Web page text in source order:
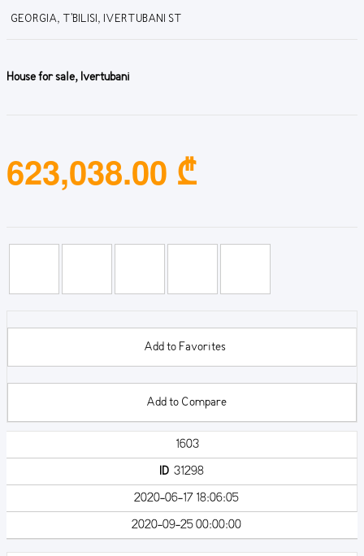
GEORGIA, T'BILISI, IVERTUBANI ST
House for sale, Ivertubani
623,038.00 ₾
Add to Favorites
Add to Compare
1603
ID 31298
2020-06-17 18:06:05
2020-09-25 00:00:00